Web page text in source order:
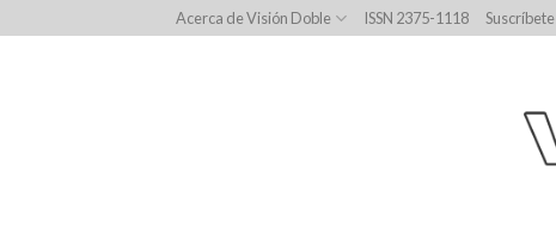
to
Acerca de Visión Doble ISSN 2375-1118 Suscríbete